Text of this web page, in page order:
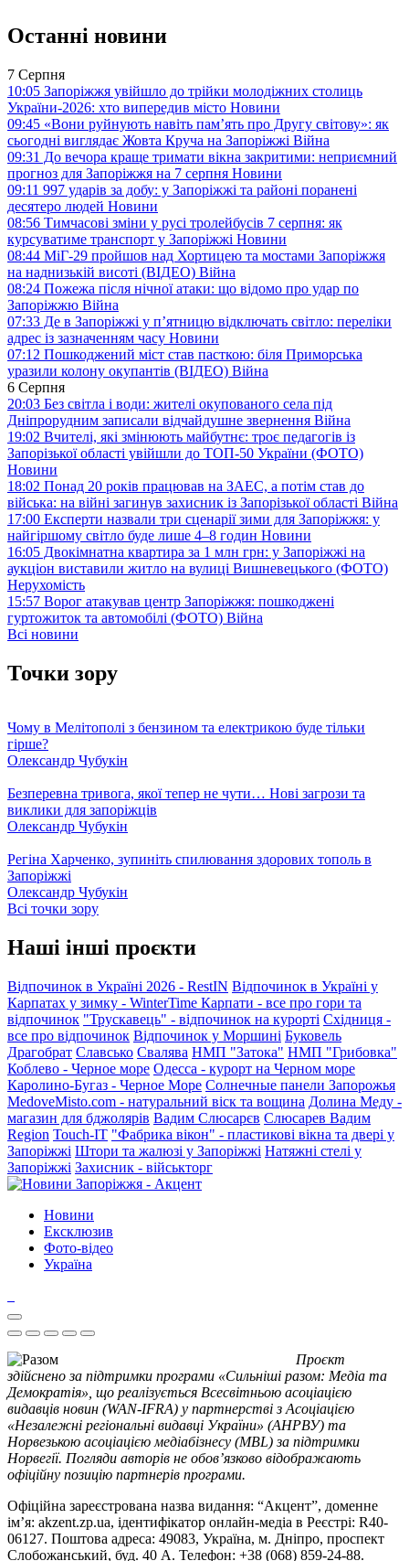
Останні новини
7 Серпня
10:05 Запоріжжя увійшло до трійки молодіжних столиць
України-2026: хто випередив місто Новини
09:45 «Вони руйнують навіть пам’ять про Другу світову»: як
сьогодні виглядає Жовта Круча на Запоріжжі Війна
09:31 До вечора краще тримати вікна закритими: неприємний
прогноз для Запоріжжя на 7 серпня Новини
09:11 997 ударів за добу: у Запоріжжі та районі поранені
десятеро людей Новини
08:56 Тимчасові зміни у русі тролейбусів 7 серпня: як
курсуватиме транспорт у Запоріжжі Новини
08:44 МіГ-29 пройшов над Хортицею та мостами Запоріжжя
на наднизькій висоті (ВІДЕО) Війна
08:24 Пожежа після нічної атаки: що відомо про удар по
Запоріжжю Війна
07:33 Де в Запоріжжі у п’ятницю відключать світло: переліки
адрес із зазначенням часу Новини
07:12 Пошкоджений міст став пасткою: біля Приморська
уразили колону окупантів (ВІДЕО) Війна
6 Серпня
20:03 Без світла і води: жителі окупованого села під
Дніпрорудним записали відчайдушне звернення Війна
19:02 Вчителі, які змінюють майбутнє: троє педагогів із
Запорізької області увійшли до ТОП-50 України (ФОТО)
Новини
18:02 Понад 20 років працював на ЗАЕС, а потім став до
війська: на війні загинув захисник із Запорізької області Війна
17:00 Експерти назвали три сценарії зими для Запоріжжя: у
найгіршому світло буде лише 4–8 годин Новини
16:05 Двокімнатна квартира за 1 млн грн: у Запоріжжі на
аукціон виставили житло на вулиці Вишневецького (ФОТО)
Нерухомість
15:57 Ворог атакував центр Запоріжжя: пошкоджені
гуртожиток та автомобілі (ФОТО) Війна
Всі новини
Точки зору
Чому в Мелітополі з бензином та електрикою буде тільки
гірше?
Олександр Чубукін
Безперевна тривога, якої тепер не чути… Нові загрози та
виклики для запоріжців
Олександр Чубукін
Регіна Харченко, зупиніть спилювання здорових тополь в
Запоріжжі
Олександр Чубукін
Всі точки зору
Наші інші проєкти
Відпочинок в Україні 2026 - RestIN Відпочинок в Україні у
Карпатах у зимку - WinterTime Карпати - все про гори та
відпочинок "Трускавець" - відпочинок на курорті Східниця -
все про відпочинок Відпочинок у Моршині Буковель
Драгобрат Славсько Свалява НМП "Затока" НМП "Грибовка"
Коблево - Черное море Одесса - курорт на Черном море
Каролино-Бугаз - Черное Море Солнечные панели Запорожья
MedoveMisto.com - натуральний віск та вощина Долина Меду -
магазин для бджолярів Вадим Слюсарєв Слюсарев Вадим
Region Touch-IT "Фабрика вікон" - пластикові вікна та двері у
Запоріжжі Штори та жалюзі у Запоріжжі Натяжні стелі у
Запоріжжі Захисник - військторг
Новини
Ексклюзив
Фото-відео
Україна
Проєкт
здійснено за підтримки програми «Сильніші разом: Медіа та
Демократія», що реалізується Всесвітньою асоціацією
видавців новин (WAN-IFRA) у партнерстві з Асоціацією
«Незалежні регіональні видавці України» (АНРВУ) та
Норвезькою асоціацією медіабізнесу (MBL) за підтримки
Норвегії. Погляди авторів не обов’язково відображають
офіційну позицію партнерів програми.
Офіційна зареєстрована назва видання: “Акцент”, доменне
ім’я: akzent.zp.ua, ідентифікатор онлайн-медіа в Реєстрі: R40-
06127. Поштова адреса: 49083, Україна, м. Дніпро, проспект
Слобожанський, буд. 40 А. Телефон: +38 (068) 859-24-88.